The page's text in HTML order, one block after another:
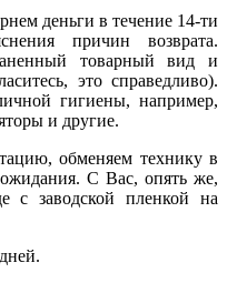
деньги в течение 14-ти
причин возврата.
товарный вид и
это справедливо).
гигиены, например,
и другие.
обменяем технику в
С Вас, опять же,
с заводской пленкой на